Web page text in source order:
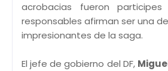
acrobacias fueron
responsables afirman ser una
impresionantes de la saga.
El jefe de gobierno del DF,